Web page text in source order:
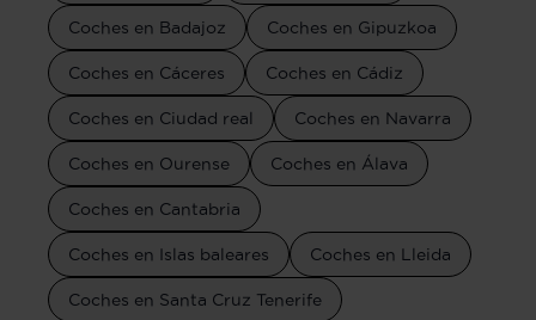
Coches en Badajoz Coches en Gipuzkoa
Coches en Cáceres Coches en Cádiz
Coches en Ciudad real Coches en Navarra
Coches en Ourense Coches en Álava
Coches en Cantabria
Coches en Islas baleares Coches en Lleida
Coches en Santa Cruz Tenerife